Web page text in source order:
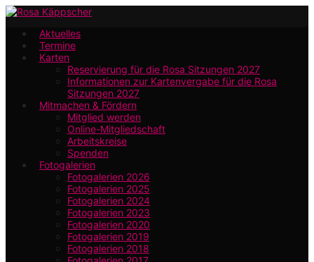
Zum
Hauptinhalt
springen
Aktuelles
Termine
Karten
Reservierung für die Rosa Sitzungen 2027
Informationen zur Kartenvergabe für die Rosa
Sitzungen 2027
Mitmachen & Fördern
Mitglied werden
Online-Mitgliedschaft
Arbeitskreise
Spenden
Fotogalerien
Fotogalerien 2026
Fotogalerien 2025
Fotogalerien 2024
Fotogalerien 2023
Fotogalerien 2020
Fotogalerien 2019
Fotogalerien 2018